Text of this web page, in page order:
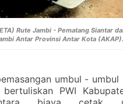
Rute Jambi - Pematang Siantar
Antar Provinsi Antar Kota (AKAP).
umbul - umbul
PWI